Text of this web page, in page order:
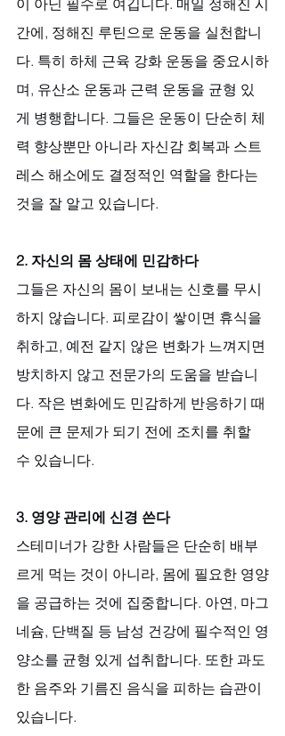
간에, 정해진 루틴으로 운동을 실천합니
다. 특히 하체 근육 강화 운동을 중요시하
며, 유산소 운동과 근력 운동을 균형 있
게 병행합니다. 그들은 운동이 단순히 체
력 향상뿐만 아니라 자신감 회복과 스트
레스 해소에도 결정적인 역할을 한다는
것을 잘 알고 있습니다.
2. 자신의 몸 상태에 민감하다
그들은 자신의 몸이 보내는 신호를 무시
하지 않습니다. 피로감이 쌓이면 휴식을
취하고, 예전 같지 않은 변화가 느껴지면
방치하지 않고 전문가의 도움을 받습니
다. 작은 변화에도 민감하게 반응하기 때
문에 큰 문제가 되기 전에 조치를 취할
수 있습니다.
3. 영양 관리에 신경 쓴다
스테미너가 강한 사람들은 단순히 배부
르게 먹는 것이 아니라, 몸에 필요한 영양
을 공급하는 것에 집중합니다. 아연, 마그
네슘, 단백질 등 남성 건강에 필수적인 영
양소를 균형 있게 섭취합니다. 또한 과도
한 음주와 기름진 음식을 피하는 습관이
있습니다.